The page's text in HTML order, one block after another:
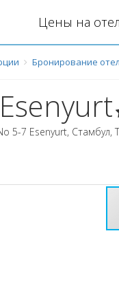
Цены на
Бронирование
5-7 Esenyurt, Стамбул,